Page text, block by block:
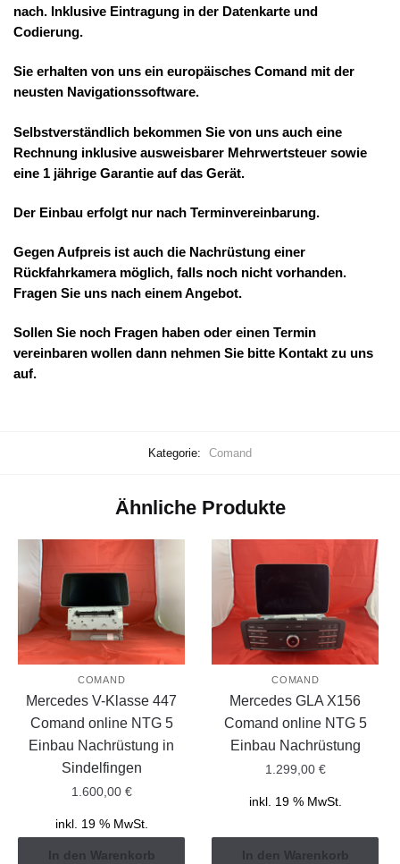
nach. Inklusive Eintragung in der Datenkarte und
Codierung.
Sie erhalten von uns ein europäisches Comand mit der
neusten Navigationssoftware.
Selbstverständlich bekommen Sie von uns auch eine
Rechnung inklusive ausweisbarer Mehrwertsteuer sowie
eine 1 jährige Garantie auf das Gerät.
Der Einbau erfolgt nur nach Terminvereinbarung.
Gegen Aufpreis ist auch die Nachrüstung einer
Rückfahrkamera möglich, falls noch nicht vorhanden.
Fragen Sie uns nach einem Angebot.
Sollen Sie noch Fragen haben oder einen Termin
vereinbaren wollen dann nehmen Sie bitte Kontakt zu uns
auf.
Kategorie: Comand
Ähnliche Produkte
COMAND
Mercedes V-Klasse 447
Comand online NTG 5
Einbau Nachrüstung in
Sindelfingen
1.600,00 €
inkl. 19 % MwSt.
In den Warenkorb
COMAND
Mercedes GLA X156
Comand online NTG 5
Einbau Nachrüstung
1.299,00 €
inkl. 19 % MwSt.
In den Warenkorb